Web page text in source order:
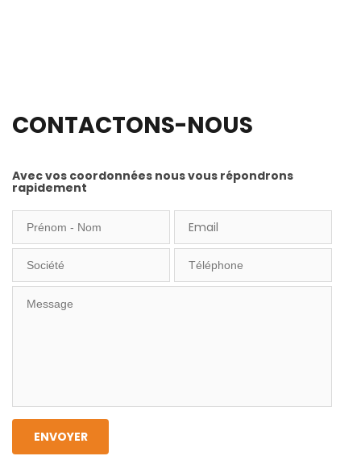
CONTACTONS-NOUS
Avec vos coordonnées nous vous répondrons
rapidement
ENVOYER